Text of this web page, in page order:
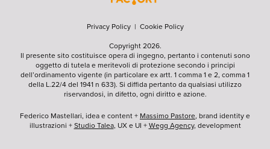
Privacy Policy| Cookie Policy
Copyright 2026.
Il presente sito costituisce opera di ingegno, pertanto i contenuti sono
oggetto di tutela e meritevoli di protezione secondo i principi
dell’ordinamento vigente (in particolare ex artt. 1 comma 1 e 2, comma 1
della L.22/4 del 1941 n 633). Si diffida pertanto da qualsiasi utilizzo
riservandosi, in difetto, ogni diritto e azione.
Federico Mastellari, idea e content + Massimo Pastore, brand identity e
illustrazioni +Studio Talea, UX e UI +Wegg Agency, development